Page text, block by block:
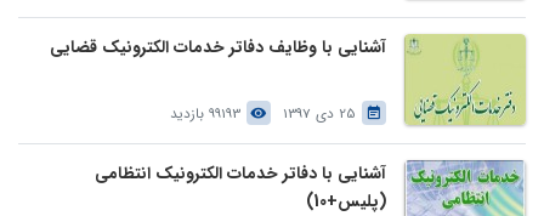
آشنایی با وظایف دفاتر خدمات الکترونیک قضایی
25 دی 1397 99193 بازدید
آشنایی با دفاتر خدمات الکترونیک انتظامی
(پلیس+10)